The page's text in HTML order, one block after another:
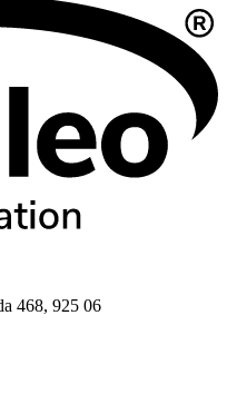
468, 925 06